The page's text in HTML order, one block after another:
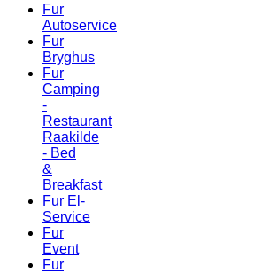
Fur
Autoservice
Fur
Bryghus
Fur
Camping
-
Restaurant
Raakilde
- Bed
&
Breakfast
Fur El-
Service
Fur
Event
Fur